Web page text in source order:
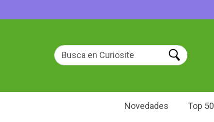
Novedades Top 50